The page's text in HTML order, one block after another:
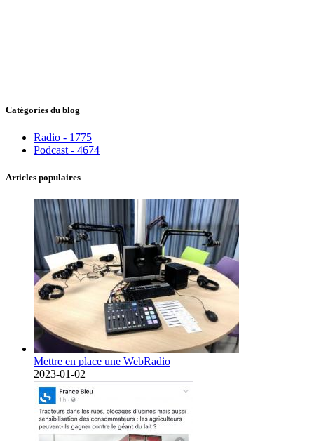
Catégories du blog
Radio - 1775
Podcast - 4674
Articles populaires
Mettre en place une WebRadio
2023-01-02